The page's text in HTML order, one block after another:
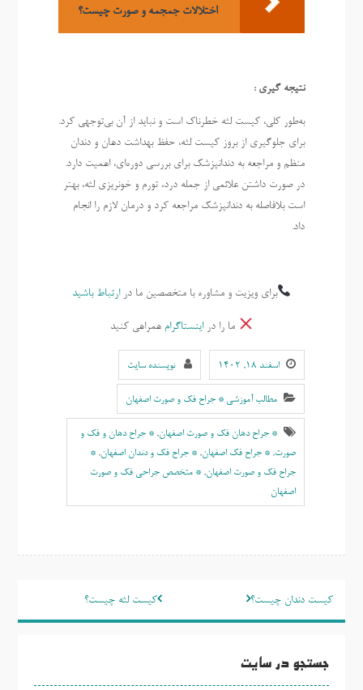
اختلالات جمجمه و صورت چیست؟
نتیجه گیری :
به‌طور کلی، کیست لثه خطرناک است و نباید از آن بی‌توجهی کرد.
برای جلوگیری از بروز کیست لثه، حفظ بهداشت دهان و دندان
منظم و مراجعه به دندانپزشک برای بررسی دوره‌ای، اهمیت دارد.
در صورت داشتن علائمی از جمله درد، تورم و خونریزی لثه، بهتر
است بلافاصله به دندانپزشک مراجعه کرد و درمان لازم را انجام
داد.
برای ویزیت و مشاوره با متخصصین ما درارتباط باشید
ما را دراینستاگرام همراهی کنید
اسفند ۱۸, ۱۴۰۲ نویسنده سایت
مطالب آموزشی * جراح فک و صورت اصفهان
* جراح دهان فک و صورت اصفهان, * جراح دهان و فک و
صورت, * جراح فک اصفهان, * جراح فک و دندان اصفهان,
*
جراح فک و صورت اصفهان, * متخصص جراحی فک و صورت
اصفهان
راهبری
نوشته
کیست لثه چیست؟ کیست دندان چیست؟
جستجو در سایت